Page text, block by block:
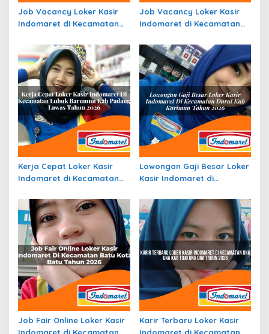
Job Vacancy Loker Kasir
Indomaret di Kecamatan
Lamandau Tahun 2026
Job Vacancy Loker Kasir
Indomaret di Kecamatan
2026
Kerja Cepat Loker Kasir
Indomaret di Kecamatan
Padang Lawas Tahun 2026
Lowongan Gaji Besar Loker
Kasir Indomaret di
Karimun Tahun 2026
Job Fair Online Loker Kasir
Karir Terbaru Loker Kasir